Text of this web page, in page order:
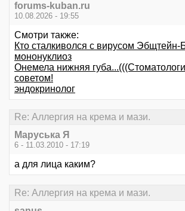
forums-kuban.ru
10.08.2026 - 19:55
Смотри также:
Кто сталкиволся с вирусом Эбщтейн-
мононуклиоз
Онемела нижняя
советом!
эндокринолог
Re: Аллергия на крема и мази.
Маруська Я
6 - 11.03.2010 - 17:19
а для лица каким?
Re: Аллергия на крема и мази.